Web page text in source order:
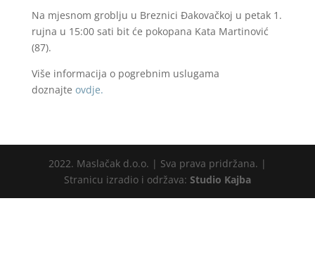
Na mjesnom groblju u Breznici Đakovačkoj u petak 1.
rujna u 15:00 sati bit će pokopana Kata Martinović
(87).
Više informacija o pogrebnim uslugama
doznajte ovdje.
2022. Maslačak d.o.o. | Sva prava pridržana. |
Stranicu izradio i održava: Studio Kajba